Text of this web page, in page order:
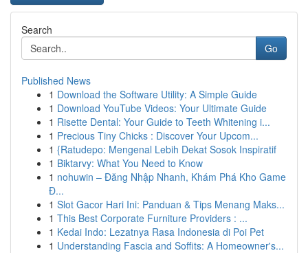
Search
Go
Published News
1 Download the Software Utility: A Simple Guide
1 Download YouTube Videos: Your Ultimate Guide
1 Risette Dental: Your Guide to Teeth Whitening i...
1 Precious Tiny Chicks : Discover Your Upcom...
1 {Ratudepo: Mengenal Lebih Dekat Sosok Inspiratif
1 Biktarvy: What You Need to Know
1 nohuwin – Đăng Nhập Nhanh, Khám Phá Kho Game
Đ...
1 Slot Gacor Hari Ini: Panduan & Tips Menang Maks...
1 This Best Corporate Furniture Providers : ...
1 Kedai Indo: Lezatnya Rasa Indonesia di Poi Pet
1 Understanding Fascia and Soffits: A Homeowner's...